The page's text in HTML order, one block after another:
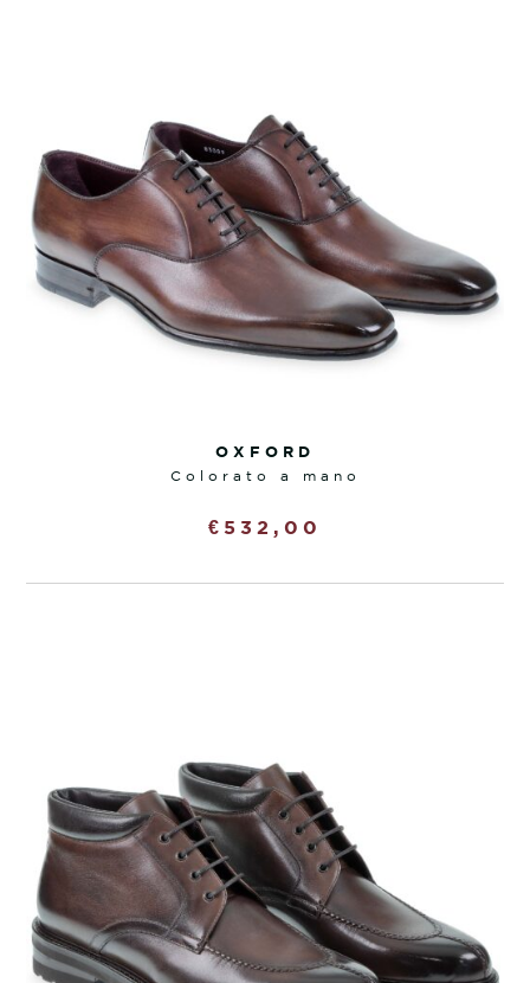
OXFORD
colorato a mano
€ 532,00